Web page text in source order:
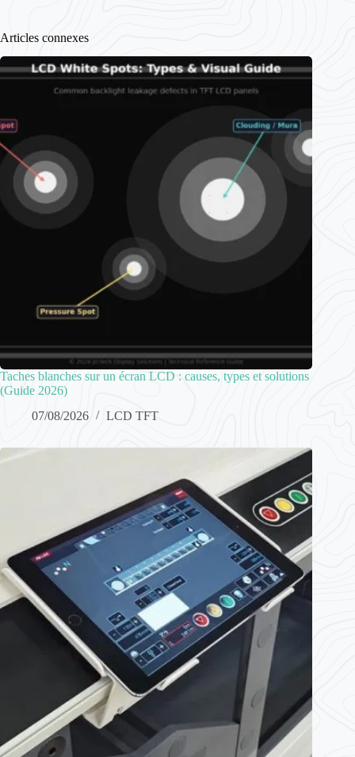
Articles connexes
Taches blanches sur un écran LCD : causes, types et solutions
(Guide 2026)
07/08/2026
LCD TFT